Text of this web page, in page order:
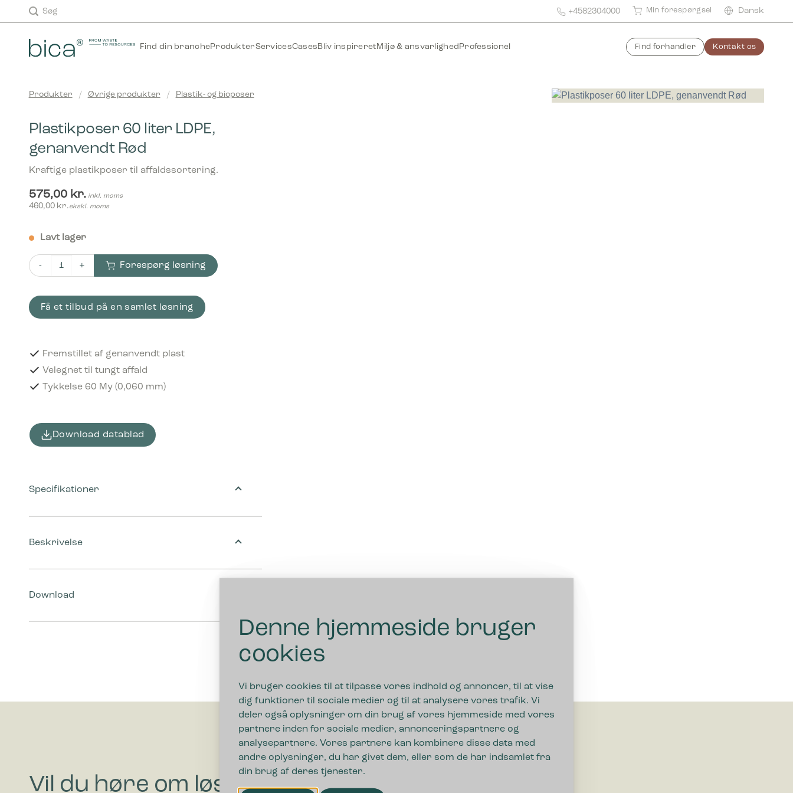
Denne hjemmeside bruger
cookies
Vi bruger cookies til at tilpasse vores indhold og annoncer, til at vise
dig funktioner til sociale medier og til at analysere vores trafik. Vi
deler også oplysninger om din brug af vores hjemmeside med vores
partnere inden for sociale medier, annonceringspartnere og
analysepartnere. Vores partnere kan kombinere disse data med
andre oplysninger, du har givet dem, eller som de har indsamlet fra
din brug af deres tjenester.
Fortsæt
til
Søg +4582304000 Min forespørgsel Dansk
Find din brancheProdukterServicesCases Bliv inspireret Miljø & ansvarlighed Professionel Find forhandler Kontakt os
Produkter / Øvrige produkter / Plastik- og bioposer
Plastikposer 60 liter LDPE,
genanvendt Rød
Kraftige plastikposer til affaldssortering.
575,00 kr. inkl. moms
460,00 kr.ekskl. moms
Lavt lager
Plastikposer 60 liter LDPE, genanvendt Rød antal
Forespørg løsning
Få et tilbud på en samlet løsning
Fremstillet af genanvendt plast
Velegnet til tungt affald
Tykkelse 60 My (0,060 mm)
Download datablad
Beskrivelse
Download
Specifikationer
Vil du høre om løsninger,